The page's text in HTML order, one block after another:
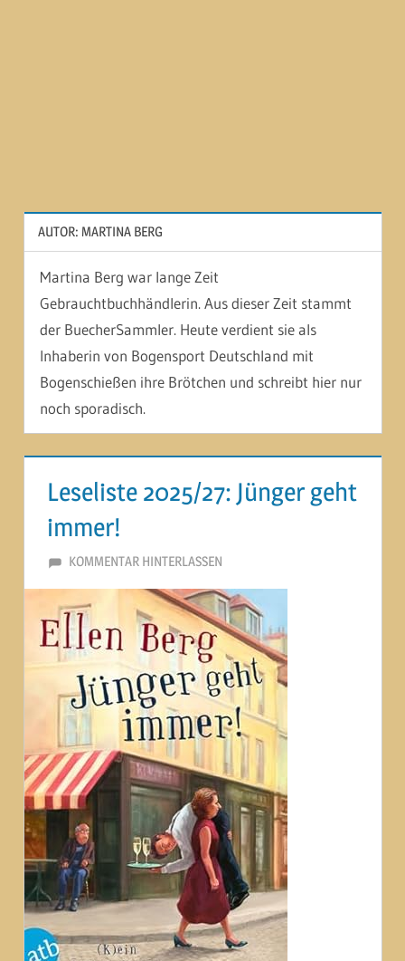
AUTOR: MARTINA BERG
Martina Berg war lange Zeit
Gebrauchtbuchhändlerin. Aus dieser Zeit stammt
der BuecherSammler. Heute verdient sie als
Inhaberin von Bogensport Deutschland mit
Bogenschießen ihre Brötchen und schreibt hier nur
noch sporadisch.
Leseliste 2025/27: Jünger geht
immer!
27. OKTOBER 2025
MARTINA BERG
KOMMENTAR HINTERLASSEN